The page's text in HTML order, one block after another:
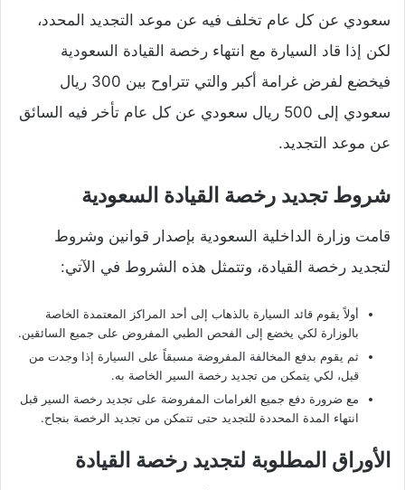
سعودي عن كل عام تخلف فيه عن موعد التجديد المحدد،
لكن إذا قاد السيارة مع انتهاء رخصة القيادة السعودية
فيخضع لفرض غرامة أكبر والتي تتراوح بين 300 ريال
سعودي إلى 500 ريال سعودي عن كل عام تأخر فيه السائق
عن موعد التجديد.
شروط تجديد رخصة القيادة السعودية
قامت وزارة الداخلية السعودية بإصدار قوانين وشروط
لتجديد رخصة القيادة، وتتمثل هذه الشروط في الآتي:
أولاً يقوم قائد السيارة بالذهاب إلى أحد المراكز المعتمدة الخاصة
بالوزارة لكي يخضع إلى الفحص الطبي المفروض على جميع السائقين.
ثم يقوم بدفع المخالفة المفروضة مسبقاً على السيارة إذا وجدت من
قبل، لكي يتمكن من تجديد رخصة السير الخاصة به.
مع ضرورة دفع جميع الغرامات المفروضة على تجديد رخصة السير قبل
انتهاء المدة المحددة للتجديد حتى تتمكن من تجديد الرخصة بنجاح.
الأوراق المطلوبة لتجديد رخصة القيادة